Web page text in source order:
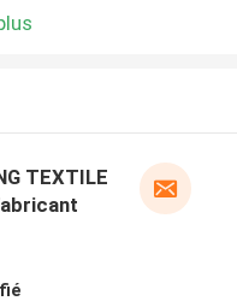
TEXTILE